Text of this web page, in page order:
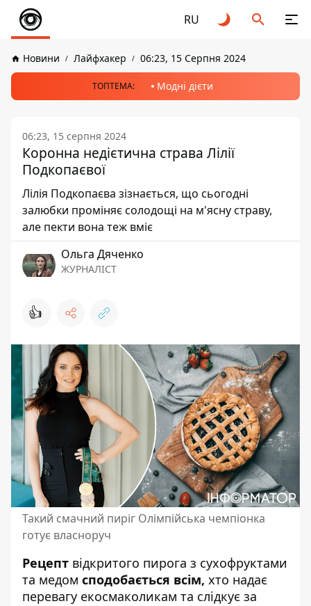
RU
Новини Лайфхакер 06:23, 15 Серпня 2024
ТОПТЕМА: Модні дієти
06:23, 15 серпня 2024
Коронна недієтична страва Лілії
Подкопаєвої
Лілія Подкопаєва зізнається, що сьогодні
залюбки проміняє солодощі на м'ясну страву,
але пекти вона теж вміє
Ольга Дяченко
ЖУРНАЛІСТ
👍
Такий смачний пиріг Олімпійська чемпіонка
готує власноруч
Рецепт відкритого пирога з сухофруктами
та медом сподобається всім, хто надає
перевагу екосмаколикам та слідкує за